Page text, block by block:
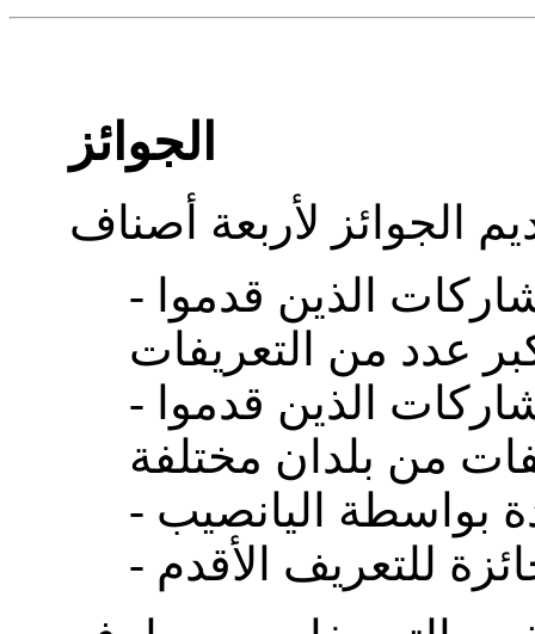
الجوائز
- الجوائز للمشاركين أو المشاركات الذين قدموا
- الجوائز للمشاركين أو المشاركات الذين قدموا
بواسطة اليانصيب